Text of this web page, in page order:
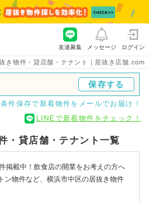
き物件・貸店舗・テナント｜居抜き店舗.com
友達募集 メッセージ ログイン
保存する
条件保存で新着物件をメールでお届け！
LINEで新着物件をチェック！
・貸店舗・テナント一覧
掲載中！飲食店の開業をお考えの方へ
ン物件など、横浜市中区の居抜き物件